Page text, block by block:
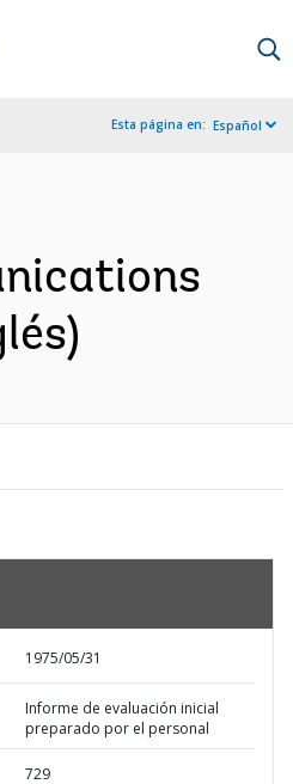
Esta página en: Español
1975/05/31
Informe de evaluación inicial
preparado por el personal
729